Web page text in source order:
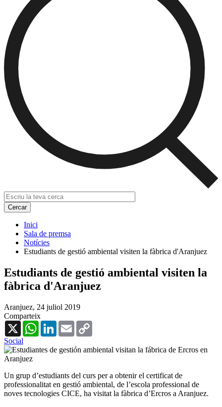
Inici
Sala de premsa
Notícies
Estudiants de gestió ambiental visiten la fàbrica d'Aranjuez
Estudiants de gestió ambiental visiten la
fàbrica d'Aranjuez
Aranjuez, 24 juliol 2019
Comparteix
X
WhatsAppLinkedInEmail
Social
Un grup d’estudiants del curs per a obtenir el certificat de
professionalitat en gestió ambiental, de l’escola professional de
noves tecnologies CICE, ha visitat la fàbrica d’Ercros a Aranjuez.